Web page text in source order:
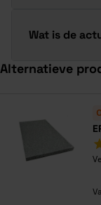
Wat is de
Alternatieve